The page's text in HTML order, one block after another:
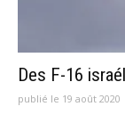
Des F-16
publié le 19 août 2020